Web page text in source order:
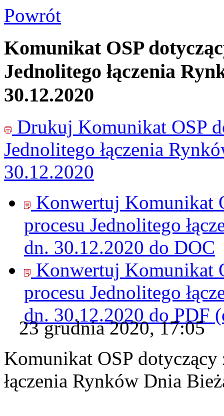
Powrót
Komunikat OSP
Jednolitego łączenia
30.12.2020
Drukuj Komunikat OSP
Jednolitego łączenia
30.12.2020
Konwertuj Komunikat
procesu Jednolitego
dn. 30.12.2020 do DOC
Konwertuj Komunikat
procesu Jednolitego
dn. 30.12.2020 do PDF
23 grudnia 2020, 17:05
Komunikat OSP dotyczący
łączenia Rynków Dnia